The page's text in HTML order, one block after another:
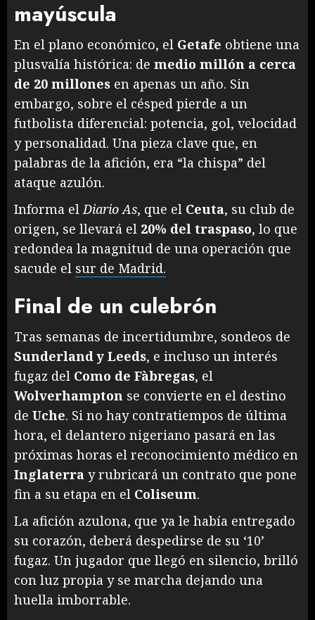
mayúscula
En el plano económico, el Getafe obtiene una
plusvalía histórica: de medio millón a cerca
de 20 millones en apenas un año. Sin
embargo, sobre el césped pierde a un
futbolista diferencial: potencia, gol, velocidad
y personalidad. Una pieza clave que, en
palabras de la afición, era “la chispa” del
ataque azulón.
Informa el Diario As, que el Ceuta, su club de
origen, se llevará el 20% del traspaso, lo que
redondea la magnitud de una operación que
sacude el sur de Madrid.
Final de un culebrón
Tras semanas de incertidumbre, sondeos de
Sunderland y Leeds, e incluso un interés
fugaz del Como de Fàbregas, el
Wolverhampton se convierte en el destino
de Uche. Si no hay contratiempos de última
hora, el delantero nigeriano pasará en las
próximas horas el reconocimiento médico en
Inglaterra y rubricará un contrato que pone
fin a su etapa en el Coliseum.
La afición azulona, que ya le había entregado
su corazón, deberá despedirse de su ‘10’
fugaz. Un jugador que llegó en silencio, brilló
con luz propia y se marcha dejando una
huella imborrable.